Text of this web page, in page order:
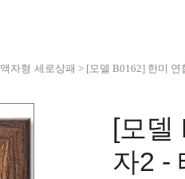
액자형 세로상패 > [모델 B0162] 한미
[모델
자2 -